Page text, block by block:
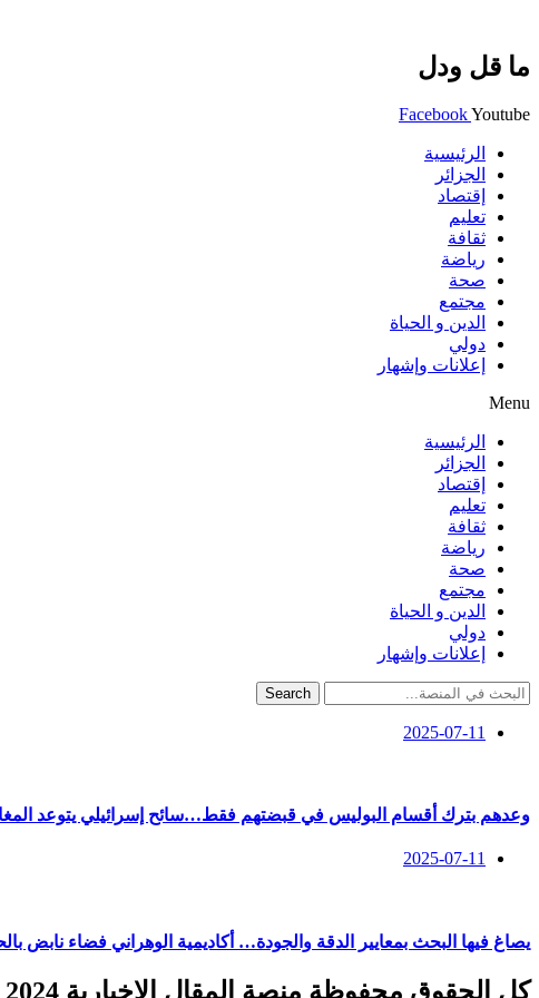
ما قل ودل
FacebookYoutube
الرئيسية
الجزائر
إقتصاد
تعليم
ثقافة
رياضة
صحة
مجتمع
الدين و الحياة
دولي
إعلانات وإشهار
Menu
الرئيسية
الجزائر
إقتصاد
تعليم
ثقافة
رياضة
صحة
مجتمع
الدين و الحياة
دولي
إعلانات وإشهار
Search
2025-07-11
وعدهم بترك أقسام البوليس في قبضتهم فقط…سائح إسرائيلي يتوعد
2025-07-11
يصاغ فيها البحث بمعايير الدقة والجودة… أكاديمية الوهراني فضاء نابض
كل الحقوق محفوظة منصة المقال الإخبارية 2024 ©